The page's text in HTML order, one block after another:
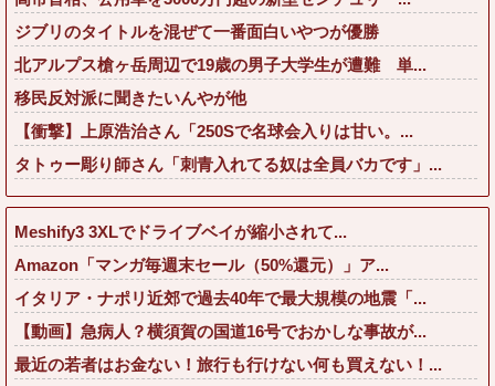
ジブリのタイトルを混ぜて一番面白いやつが優勝
北アルプス槍ヶ岳周辺で19歳の男子大学生が遭難 単...
移民反対派に聞きたいんやが他
【衝撃】上原浩治さん「250Sで名球会入りは甘い。...
タトゥー彫り師さん「刺青入れてる奴は全員バカです」...
Meshify3 3XLでドライブベイが縮小されて...
Amazon「マンガ毎週末セール（50%還元）」ア...
イタリア・ナポリ近郊で過去40年で最大規模の地震「...
【動画】急病人？横須賀の国道16号でおかしな事故が...
最近の若者はお金ない！旅行も行けない何も買えない！...